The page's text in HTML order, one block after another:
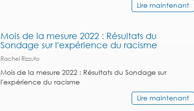
Lire maintenant
Mois de la mesure 2022 : Résultats du
Sondage sur l'expérience du racisme
Rachel Rizzuto
Mois de la mesure 2022 : Résultats du Sondage sur
l'expérience du racisme
Lire maintenant